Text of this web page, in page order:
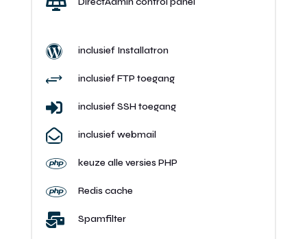
 inclusief Installatron
+ inclusief FTP toegang
 inclusief SSH toegang
 inclusief webmail
 keuze alle versies PHP
 Redis cache
 Spamfilter